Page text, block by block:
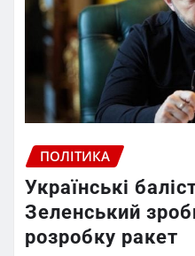
ПОЛІТИКА
Українські
Зеленський
розробку ракет